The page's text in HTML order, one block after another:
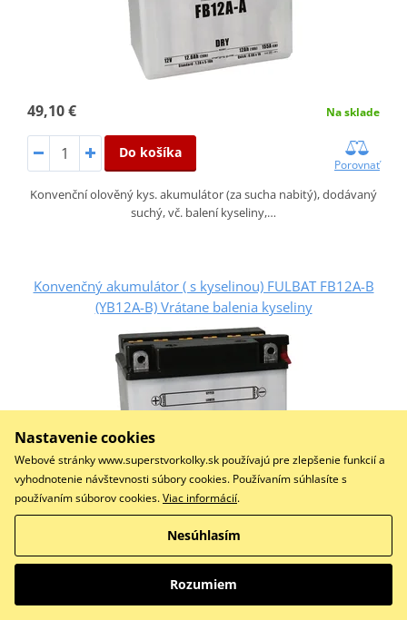
49,10 € Na sklade
Do košíka
Porovnať
Konvenční olověný kys. akumulátor (za sucha nabitý), dodávaný
suchý, vč. balení kyseliny,…
Konvenčný akumulátor ( s kyselinou) FULBAT FB12A-B
(YB12A-B) Vrátane balenia kyseliny
51,71 € Na sklade
Do košíka
Nastavenie cookies
Webové stránky www.superstvorkolky.sk používajú pre zlepšenie funkcií a
vyhodnotenie návštevnosti súbory cookies. Používaním súhlasíte s
používaním súborov cookies.Viac informácií.
Nesúhlasím
Rozumiem